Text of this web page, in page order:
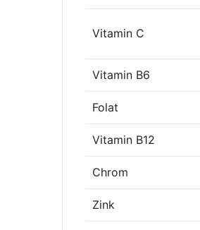
Vitamin C
Vitamin B6
Folat
Vitamin B12
Chrom
Zink